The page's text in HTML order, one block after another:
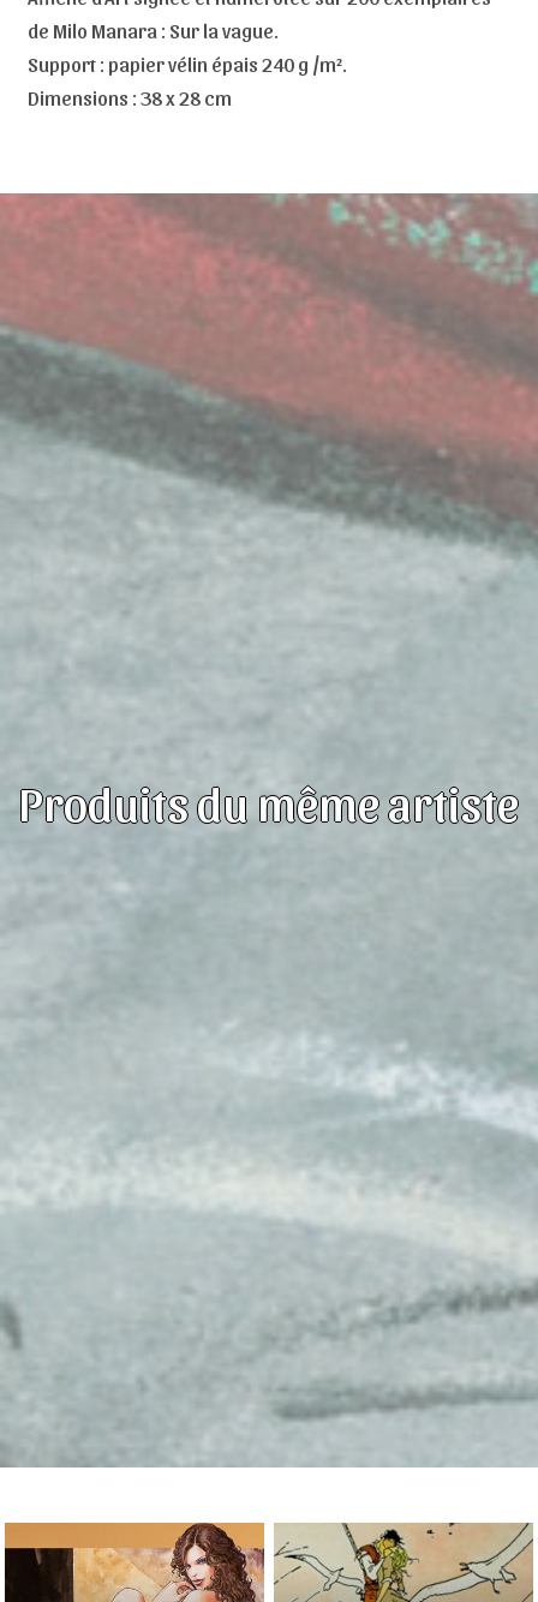
de Milo Manara : Sur la vague.
Support : papier vélin épais 240 g /m².
Dimensions : 38 x 28 cm
Produits du même artiste